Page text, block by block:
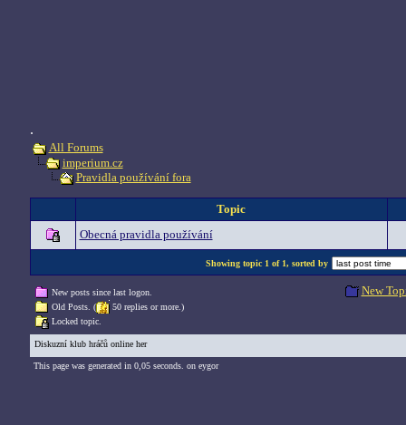
.
All Forums
imperium.cz
Pravidla používání fora
Topic
Obecná pravidla používání
Showing topic 1 of 1, sorted by
New posts since last logon.
Old Posts. (
50 replies or more.)
Locked topic.
New
Diskuzní klub hráčů online her
This page was generated in 0,05 seconds. on eygor